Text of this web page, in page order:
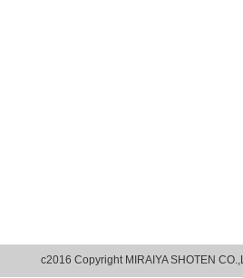
c2016 Copyright MIRAIYA SHOTEN